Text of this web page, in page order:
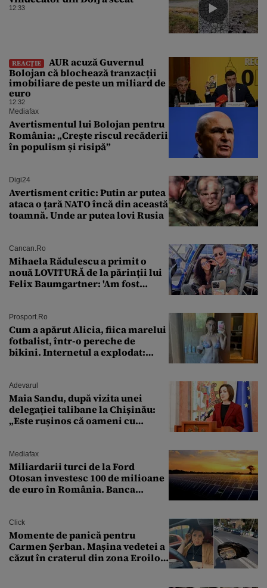
12:33
REACȚIE
AUR acuză Guvernul
Bolojan că blochează tranzacții
imobiliare de peste un miliard de
euro
12:32
Mediafax
Avertismentul lui Bolojan pentru
România: „Crește riscul recăderii
în populism și risipă”
Digi24
Avertisment critic: Putin ar putea
ataca o țară NATO încă din această
toamnă. Unde ar putea lovi Rusia
Cancan.ro
Mihaela Rădulescu a primit o
nouă LOVITURĂ de la părinții lui
Felix Baumgartner: 'Am fost
Prosport.ro
Cum a apărut Alicia, fiica marelui
fotbalist, într-o pereche de
bikini. Internetul a explodat:
Adevarul
Maia Sandu, după vizita unei
delegației talibane la Chișinău:
„Este rușinos că oameni cu
Mediafax
Miliardarii turci de la Ford
Otosan investesc 100 de milioane
de euro în România. Banca
Click
Momente de panică pentru
Carmen Șerban. Mașina vedetei a
căzut în craterul din zona Eroilor: